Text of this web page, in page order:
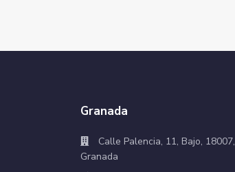
Granada
Calle Palencia, 11, Bajo, 18007,
Granada